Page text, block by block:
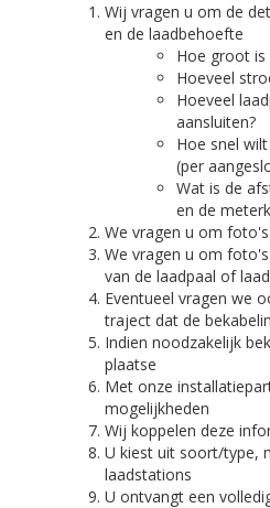
Wij vragen u om de
en de laadbehoefte
Hoe groot is
Hoeveel
Hoeveel
aansluiten?
Hoe snel
(per
Wat is de
en de
We vragen u om
We vragen u om
van de laadpaal of
Eventueel vragen we
traject dat de
Indien noodzakelijk
plaatse
Met onze
mogelijkheden
Wij koppelen deze
U kiest uit soort/type,
laadstations
U ontvangt een